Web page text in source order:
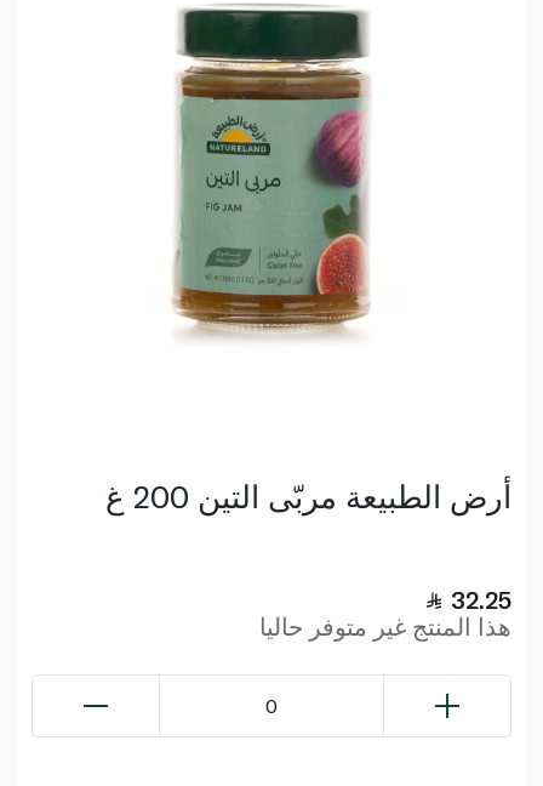
أرض الطبيعة مربّى التين 200 غ
32.25
هذا المنتج غير متوفر حاليا
0